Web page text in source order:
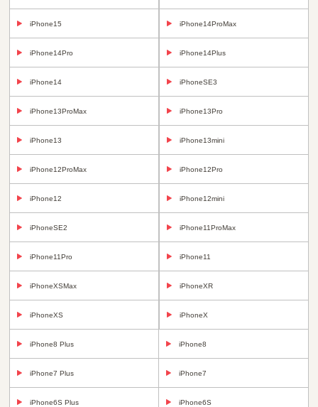
iPhone15 iPhone14ProMax
iPhone14Pro iPhone14Plus
iPhone14 iPhoneSE3
iPhone13ProMax iPhone13Pro
iPhone13 iPhone13mini
iPhone12ProMax iPhone12Pro
iPhone12 iPhone12mini
iPhoneSE2 iPhone11ProMax
iPhone11Pro iPhone11
iPhoneXSMax iPhoneXR
iPhoneXS iPhoneX
iPhone8 Plus iPhone8
iPhone7 Plus iPhone7
iPhone6S Plus iPhone6S